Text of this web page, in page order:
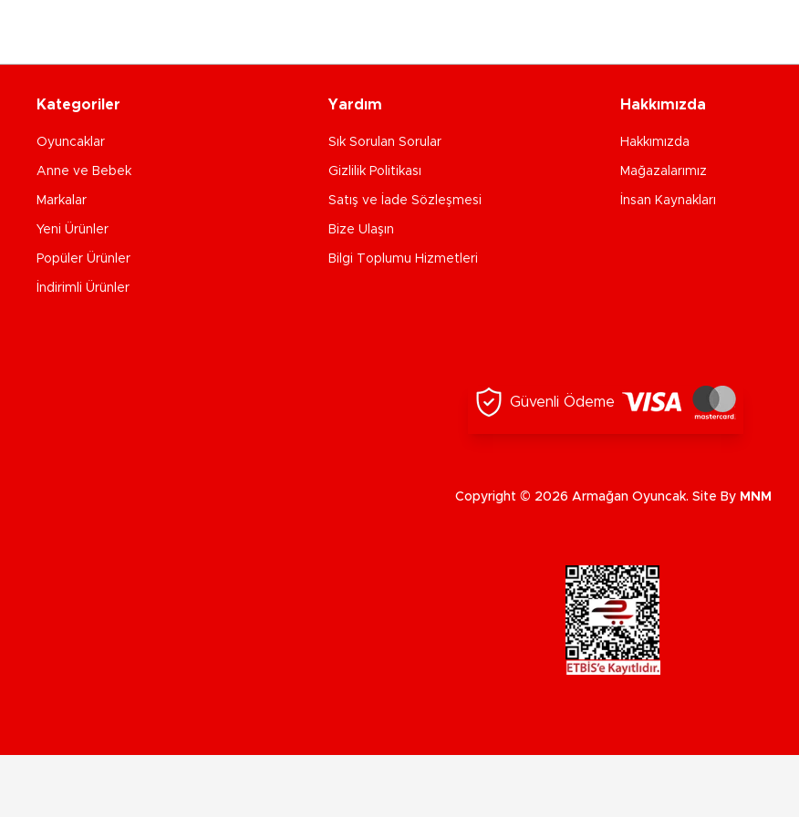
Kategoriler
Oyuncaklar
Anne ve Bebek
Markalar
Yeni Ürünler
Popüler Ürünler
İndirimli Ürünler
Yardım
Sık Sorulan Sorular
Gizlilik Politikası
Satış ve İade Sözleşmesi
Bize Ulaşın
Bilgi Toplumu Hizmetleri
Hakkımızda
Hakkımızda
Mağazalarımız
İnsan Kaynakları
Güvenli Ödeme
Copyright © 2026 Armağan Oyuncak. Site By MNM